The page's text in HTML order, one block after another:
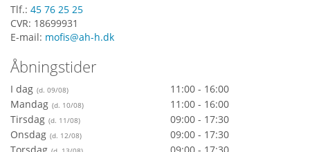
Tlf.: 45 76 25 25
CVR: 18699931
E-mail: mofis@ah-h.dk
Åbningstider
I dag
11:00 - 16:00
Mandag
11:00 - 16:00
Tirsdag
09:00 - 17:30
Onsdag
09:00 - 17:30